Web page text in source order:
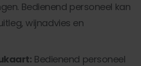
Bedienend personeel kan
wijnadvies en
Bedienend personeel